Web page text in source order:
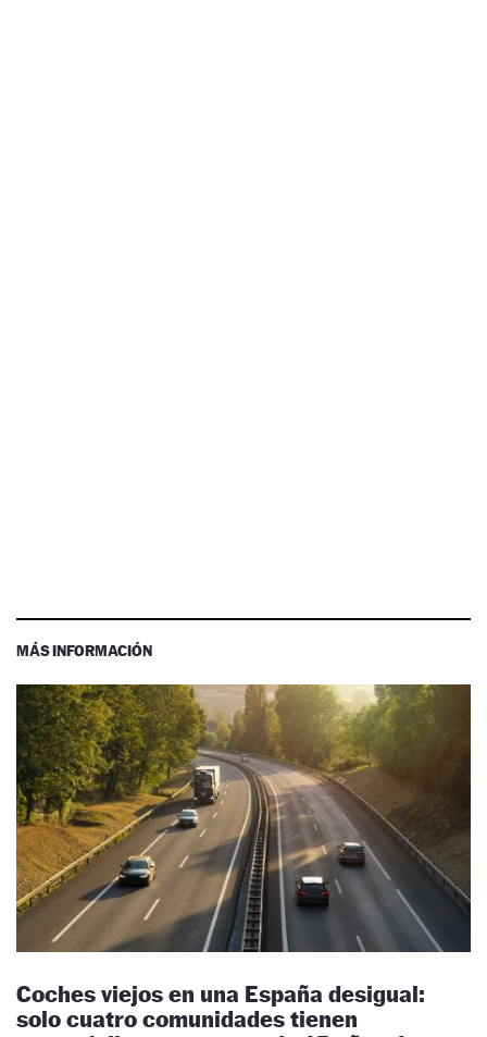
MÁS INFORMACIÓN
Coches viejos en una España desigual:
solo cuatro comunidades tienen